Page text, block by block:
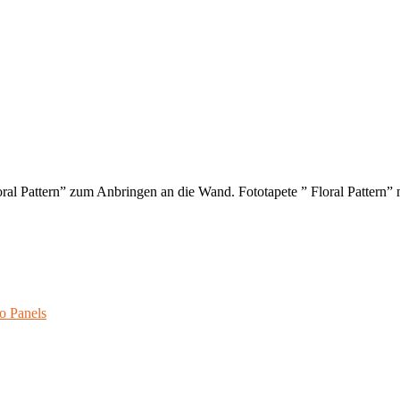
Pattern” zum Anbringen an die Wand. Fototapete ” Floral
Panels